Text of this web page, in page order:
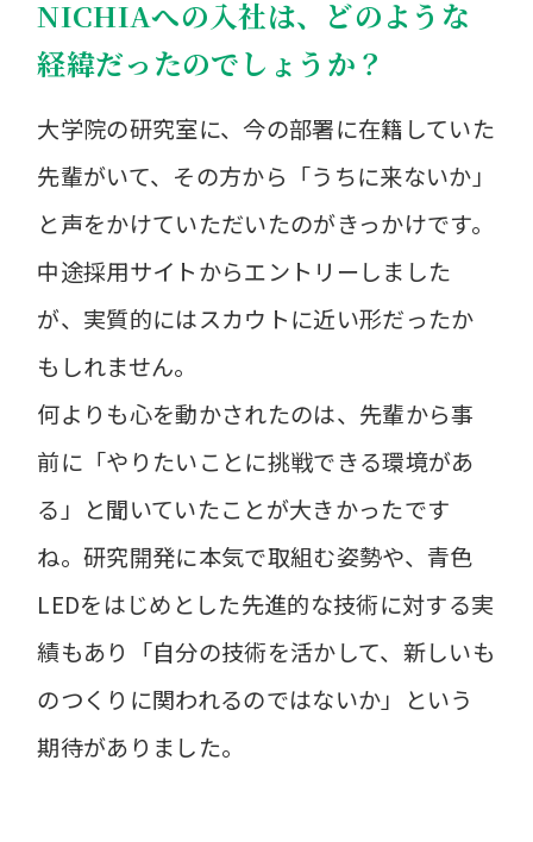
NICHIAへの入社は、どのような
経緯だったのでしょうか？
大学院の研究室に、今の部署に在籍していた
先輩がいて、その方から「うちに来ないか」
と声をかけていただいたのがきっかけです。
中途採用サイトからエントリーしました
が、実質的にはスカウトに近い形だったか
もしれません。
何よりも心を動かされたのは、先輩から事
前に「やりたいことに挑戦できる環境があ
る」と聞いていたことが大きかったです
ね。研究開発に本気で取組む姿勢や、青色
LEDをはじめとした先進的な技術に対する実
績もあり「自分の技術を活かして、新しいも
のつくりに関われるのではないか」という
期待がありました。